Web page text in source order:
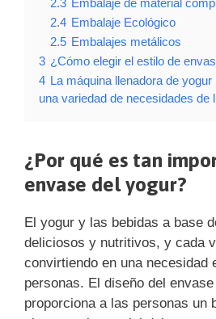
2.3 Embalaje de material
2.4 Embalaje Ecológico
2.5 Embalajes metálicos
3 ¿Cómo elegir el estilo de
4 La máquina llenadora de
una variedad de necesidades de
¿Por qué es tan
envase del yogur?
El yogur y las bebidas a base
deliciosos y nutritivos, y cada
convirtiendo en una necesidad
personas. El diseño del
proporciona a las personas un